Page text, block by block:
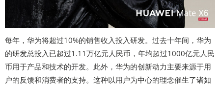
每年，华为将超过10%的销售收入投入研发。过去十年间，华为
的研发总投入已超过1.11万亿元人民币，年均超过1000亿元人民
币用于产品和技术的开发。此外，华为的创新动力主要来源于用
户的反馈和消费者的支持。这种以用户为中心的理念催生了诸如